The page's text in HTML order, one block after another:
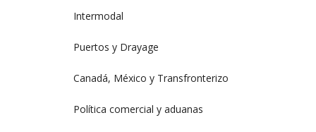
Intermodal
Puertos y Drayage
Canadá, México y Transfronterizo
Política comercial y aduanas